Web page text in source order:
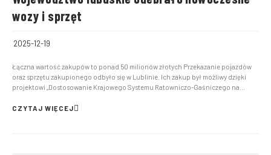
wozy i sprzęt
2025-12-19
Łączna wartość zakupów to ponad 50 milionów złotych Przekazanie pojazdów
oraz sprzętu zakupionego odbyło się w Lublinie. Ich zakup był możliwy dzięki
projektowi „Dostosowanie Krajowego Systemu Ratowniczo-Gaśniczego na
naturalnym oraz zagrożeń cywilizacyjnych”. W ramach ...
CZYTAJ WIĘCEJ